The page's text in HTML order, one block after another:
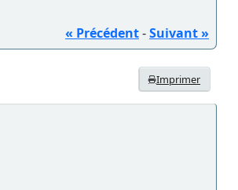
« Précédent-Suivant »
Imprimer